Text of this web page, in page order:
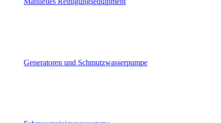
Generatoren und Schmutzwasserpumpe